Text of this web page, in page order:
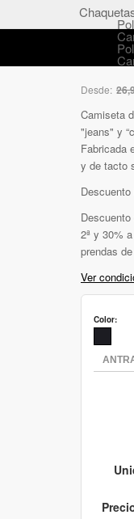
Desde:
Camiseta
"jeans" y
Fabricada
y de tacto
2ª y 30%
prendas
Ver
Color: